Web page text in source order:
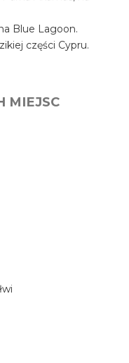
Blue Lagoon.
części Cypru.
MIEJSC